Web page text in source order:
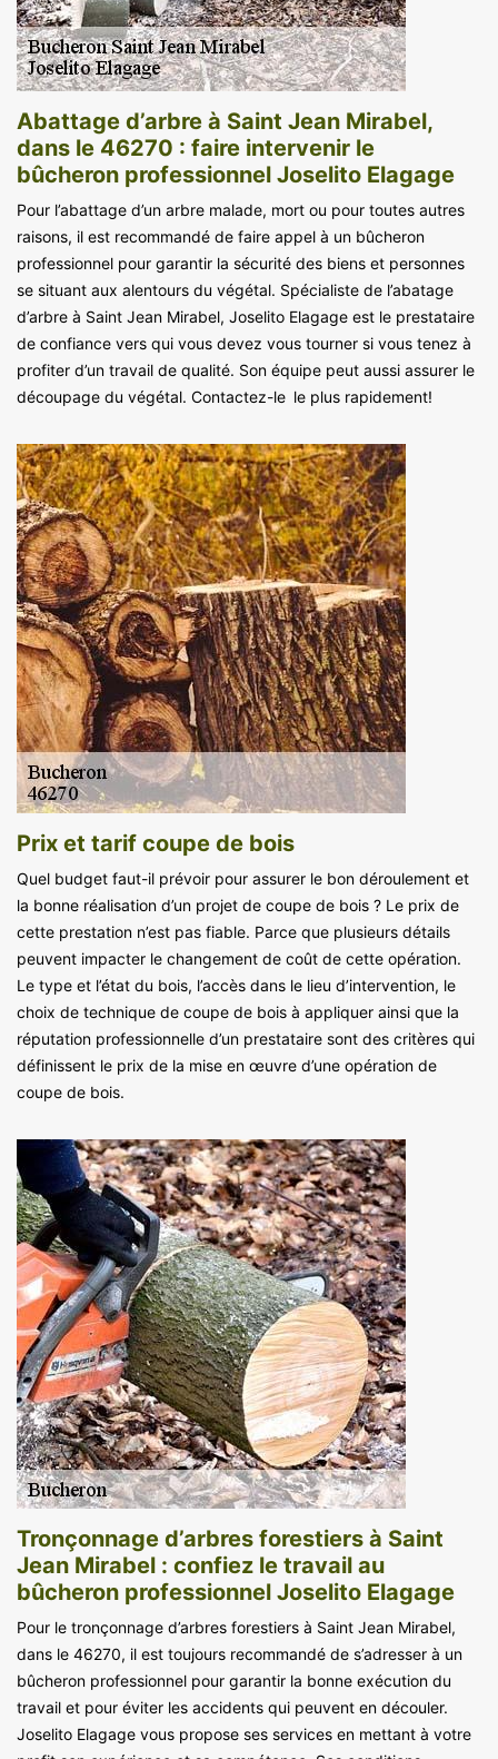
Abattage d’arbre à Saint Jean Mirabel,
dans le 46270 : faire intervenir le
bûcheron professionnel Joselito Elagage
Pour l’abattage d’un arbre malade, mort ou pour toutes autres
raisons, il est recommandé de faire appel à un bûcheron
professionnel pour garantir la sécurité des biens et personnes
se situant aux alentours du végétal. Spécialiste de l’abatage
d’arbre à Saint Jean Mirabel, Joselito Elagage est le prestataire
de confiance vers qui vous devez vous tourner si vous tenez à
profiter d’un travail de qualité. Son équipe peut aussi assurer le
découpage du végétal. Contactez-le le plus rapidement!
Prix et tarif coupe de bois
Quel budget faut-il prévoir pour assurer le bon déroulement et
la bonne réalisation d’un projet de coupe de bois ? Le prix de
cette prestation n’est pas fiable. Parce que plusieurs détails
peuvent impacter le changement de coût de cette opération.
Le type et l’état du bois, l’accès dans le lieu d’intervention, le
choix de technique de coupe de bois à appliquer ainsi que la
réputation professionnelle d’un prestataire sont des critères qui
définissent le prix de la mise en œuvre d’une opération de
coupe de bois.
Tronçonnage d’arbres forestiers à Saint
Jean Mirabel : confiez le travail au
bûcheron professionnel Joselito Elagage
Pour le tronçonnage d’arbres forestiers à Saint Jean Mirabel,
dans le 46270, il est toujours recommandé de s’adresser à un
bûcheron professionnel pour garantir la bonne exécution du
travail et pour éviter les accidents qui peuvent en découler.
Joselito Elagage vous propose ses services en mettant à votre